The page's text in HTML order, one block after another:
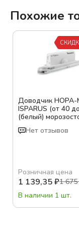
Похожие
Доводчик НОРА-
ISPARUS (от 40
(белый)
Нет отзывов
Розничная цена
1 139,35₽1 675
В наличии 1 шт.